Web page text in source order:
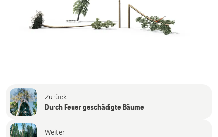
Zurück
Durch Feuer geschädigte Bäume
Weiter